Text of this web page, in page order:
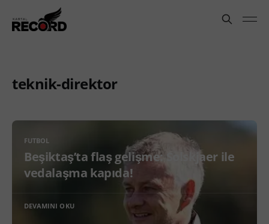
teknik-direktor
FUTBOL
Beşiktaş’ta flaş gelişme: Solskjaer ile
vedalaşma kapıda!
DEVAMINI OKU